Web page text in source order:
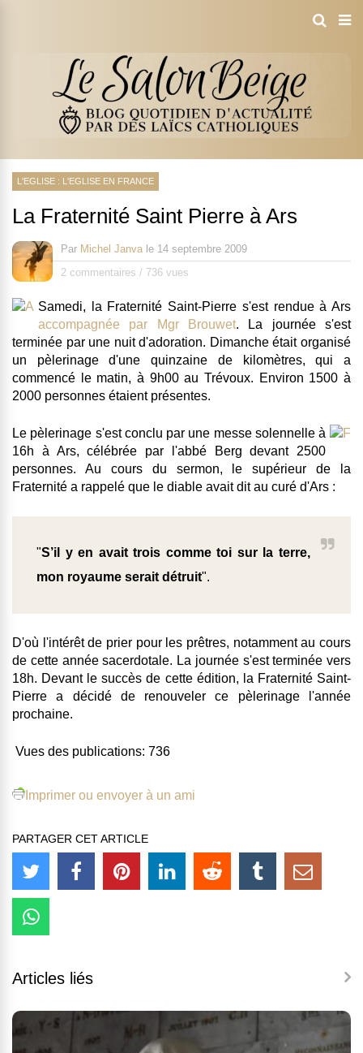
L'EGLISE : L'EGLISE EN FRANCE
La Fraternité Saint Pierre à Ars
Par Michel Janva le 14 septembre 2009
2 commentaires / 736 vues
Samedi, la Fraternité Saint-Pierre s'est rendue à Ars
accompagnée par Mgr Brouwet. La journée s'est
terminée par une nuit d'adoration. Dimanche était organisé
un pèlerinage d'une quinzaine de kilomètres, qui a
commencé le matin, à 9h00 au Trévoux. Environ 1500 à
2000 personnes étaient présentes.
Le pèlerinage s'est conclu par une messe solennelle à
16h à Ars, célébrée par l'abbé Berg devant 2500
personnes. Au cours du sermon, le supérieur de la
Fraternité a rappelé que le diable avait dit au curé d'Ars :
"S’il y en avait trois commetoi sur la terre,
mon royaume serait détruit".
D'où l'intérêt de prier pour les prêtres, notamment au cours
de cette année sacerdotale. La journée s'est terminée vers
18h. Devant le succès de cette édition, la Fraternité Saint-
Pierre a décidé de renouveler ce pèlerinage l'année
prochaine.
Vues des publications: 736
Imprimer ou envoyer à un ami
PARTAGER CET ARTICLE
Articles liés